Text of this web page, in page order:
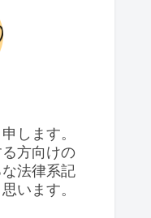
します。
方向けの
法律系記
います。